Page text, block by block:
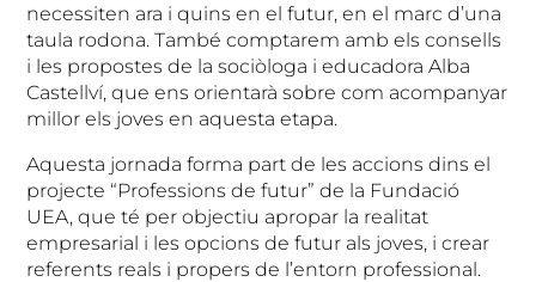
necessiten ara i quins en el futur, en el marc d’una
taula rodona. També comptarem amb els consells
i les propostes de la sociòloga i educadora Alba
Castellví, que ens orientarà sobre com acompanyar
millor els joves en aquesta etapa.
Aquesta jornada forma part de les accions dins el
projecte “Professions de futur” de la Fundació
UEA, que té per objectiu apropar la realitat
empresarial i les opcions de futur als joves, i crear
referents reals i propers de l’entorn professional.